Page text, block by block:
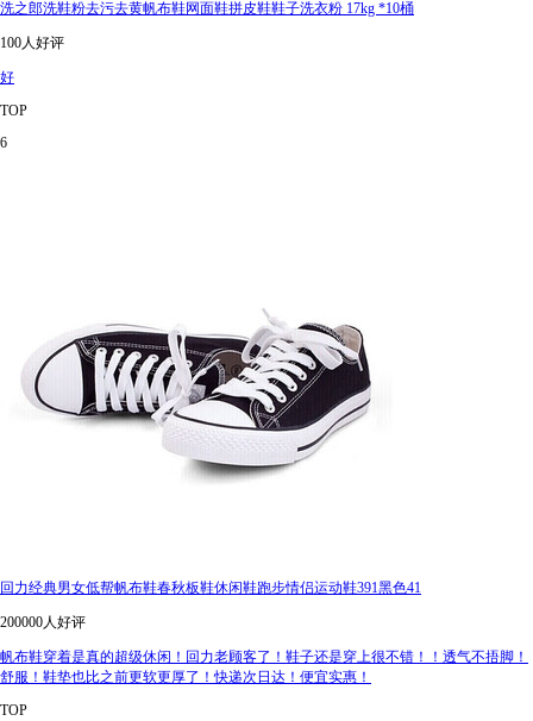
洗之郎洗鞋粉去污去黄帆布鞋网面鞋拼皮鞋鞋子洗衣粉 17kg *10桶
100人好评
好
TOP
6
回力经典男女低帮帆布鞋春秋板鞋休闲鞋跑步情侣运动鞋391黑色41
200000人好评
帆布鞋穿着是真的超级休闲！回力老顾客了！鞋子还是穿上很不错！！透气不捂脚！
舒服！鞋垫也比之前更软更厚了！快递次日达！便宜实惠！
TOP